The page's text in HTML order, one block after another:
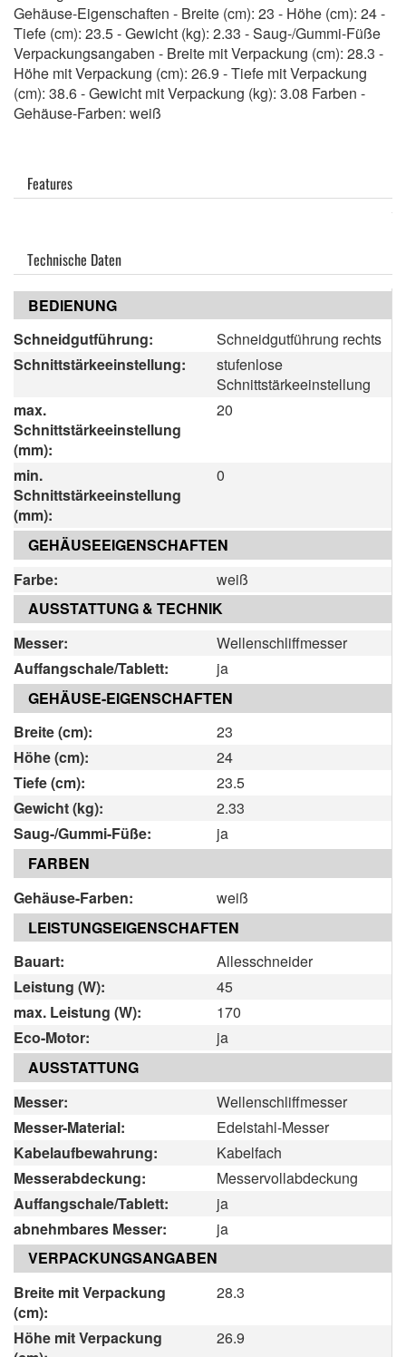
Gehäuse-Eigenschaften - Breite (cm): 23 - Höhe (cm): 24 -
Tiefe (cm): 23.5 - Gewicht (kg): 2.33 - Saug-/Gummi-Füße
Verpackungsangaben - Breite mit Verpackung (cm): 28.3 -
Höhe mit Verpackung (cm): 26.9 - Tiefe mit Verpackung
(cm): 38.6 - Gewicht mit Verpackung (kg): 3.08 Farben -
Gehäuse-Farben: weiß
Features
Technische Daten
BEDIENUNG
Schneidgutführung:
Schneidgutführung rechts
Schnittstärkeeinstellung:
stufenlose
Schnittstärkeeinstellung
max.
Schnittstärkeeinstellung
(mm):
20
min.
Schnittstärkeeinstellung
(mm):
0
GEHÄUSEEIGENSCHAFTEN
Farbe:
weiß
AUSSTATTUNG & TECHNIK
Messer:
Wellenschliffmesser
Auffangschale/Tablett:
ja
GEHÄUSE-EIGENSCHAFTEN
Breite (cm):
23
Höhe (cm):
24
Tiefe (cm):
23.5
Gewicht (kg):
2.33
Saug-/Gummi-Füße:
ja
FARBEN
Gehäuse-Farben:
weiß
LEISTUNGSEIGENSCHAFTEN
Bauart:
Allesschneider
Leistung (W):
45
max. Leistung (W):
170
Eco-Motor:
ja
AUSSTATTUNG
Messer:
Wellenschliffmesser
Messer-Material:
Edelstahl-Messer
Kabelaufbewahrung:
Kabelfach
Messerabdeckung:
Messervollabdeckung
Auffangschale/Tablett:
ja
abnehmbares Messer:
ja
VERPACKUNGSANGABEN
Breite mit Verpackung
(cm):
28.3
Höhe mit Verpackung
26.9